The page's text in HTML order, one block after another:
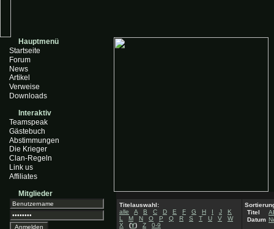
Hauptmenü
Startseite
Forum
News
Artikel
Verweise
Downloads
Interaktiv
Teamspeak
Gästebuch
Abstimmungen
Die Krieger
Clan-Regeln
Link us
Affiliates
Mitglieder
Titelauswahl:
alle
A B C D E F G H I J
K
L
M N O P Q R S T U V
W
X
(Y) Z 0-9
Titel
Datum